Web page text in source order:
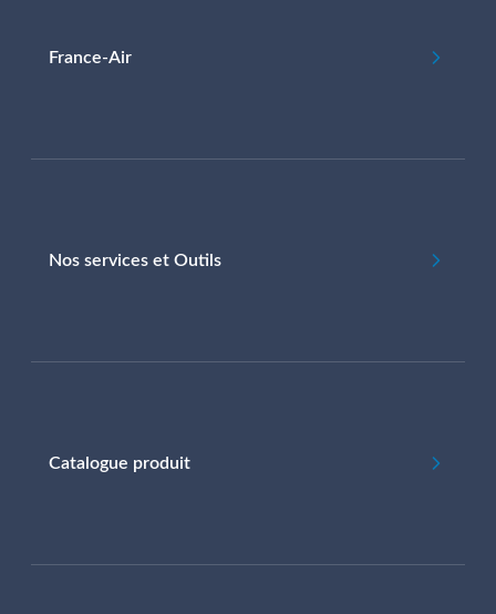
France-Air
Nos services et Outils
Catalogue produit